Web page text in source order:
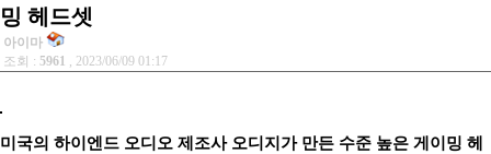
밍 헤드셋
아이마
조회 : 5961 , 2023/06/09 01:17
미국의 하이엔드 오디오 제조사 오디지가 만든 수준 높은 게이밍 헤